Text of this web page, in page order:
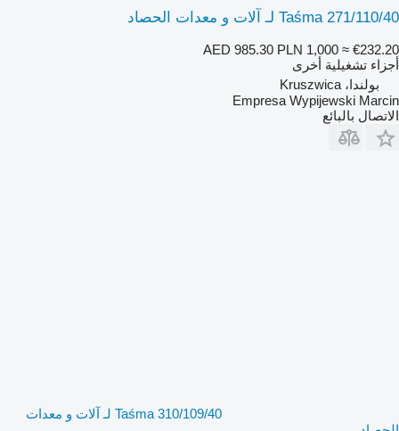
Taśma 271/110/40 لـ آلات و معدات الحصاد
AED 985.30 PLN 1,000 ≈ €232.20
أجزاء تشغيلية أخرى
بولندا، Kruszwica
Empresa Wypijewski Marcin
الاتصال بالبائع
Taśma 310/109/40 لـ آلات و معدات